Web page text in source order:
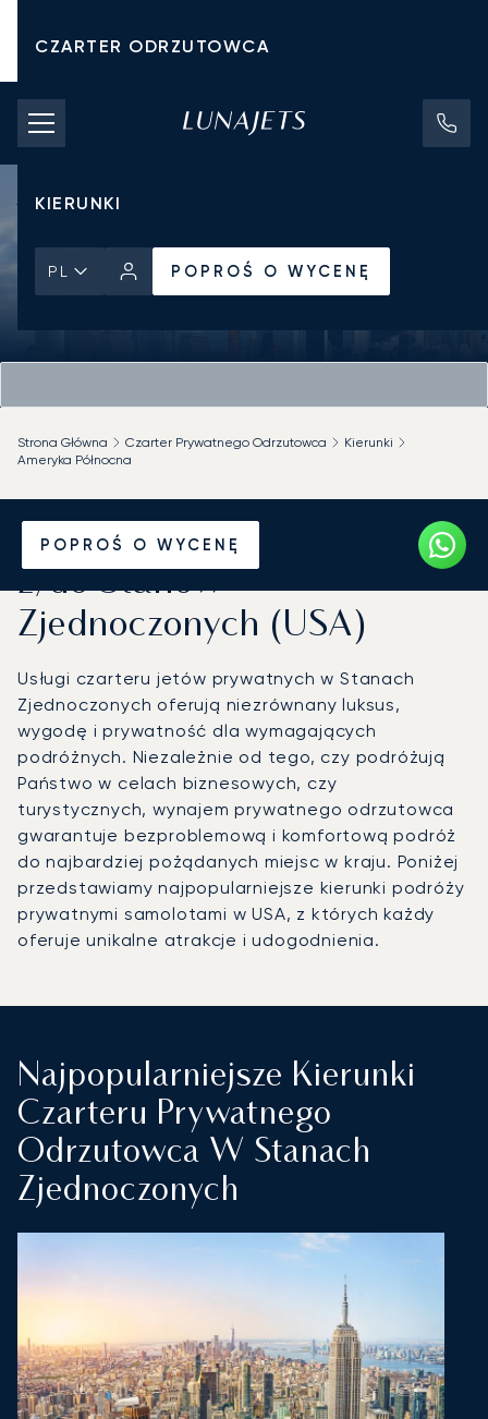
CZARTER ODRZUTOWCA
KOSZTY CZARTERU
PRYWATNE ODRZUTOWCE
KIERUNKI
PL POPROŚ O WYCENĘ
POPROŚ O WYCENĘ
Strona Główna Czarter Prywatnego Odrzutowca
Kierunki
Ameryka Północna
Wynajmij jet prywatny
z/do Stanów
Zjednoczonych (USA)
Usługi czarteru jetów prywatnych w Stanach
Zjednoczonych oferują niezrównany luksus,
wygodę i prywatność dla wymagających
podróżnych. Niezależnie od tego, czy podróżują
Państwo w celach biznesowych, czy
turystycznych, wynajem prywatnego odrzutowca
gwarantuje bezproblemową i komfortową podróż
do najbardziej pożądanych miejsc w kraju. Poniżej
przedstawiamy najpopularniejsze kierunki podróży
prywatnymi samolotami w USA, z których każdy
oferuje unikalne atrakcje i udogodnienia.
Najpopularniejsze Kierunki
Czarteru Prywatnego
Odrzutowca W Stanach
Zjednoczonych